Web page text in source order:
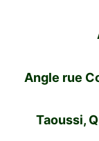
Angle rue
Taoussi,